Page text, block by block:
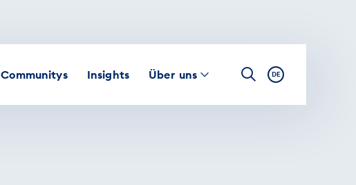
Communitys Insights Über uns DE